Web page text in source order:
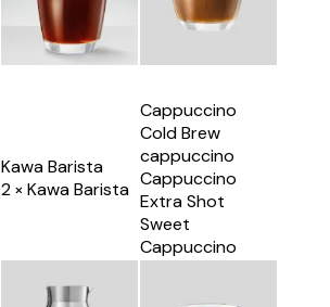
Kawa Barista
2 × Kawa Barista
Cappuccino
Cold Brew
cappuccino
Cappuccino
Extra Shot
Sweet
Cappuccino